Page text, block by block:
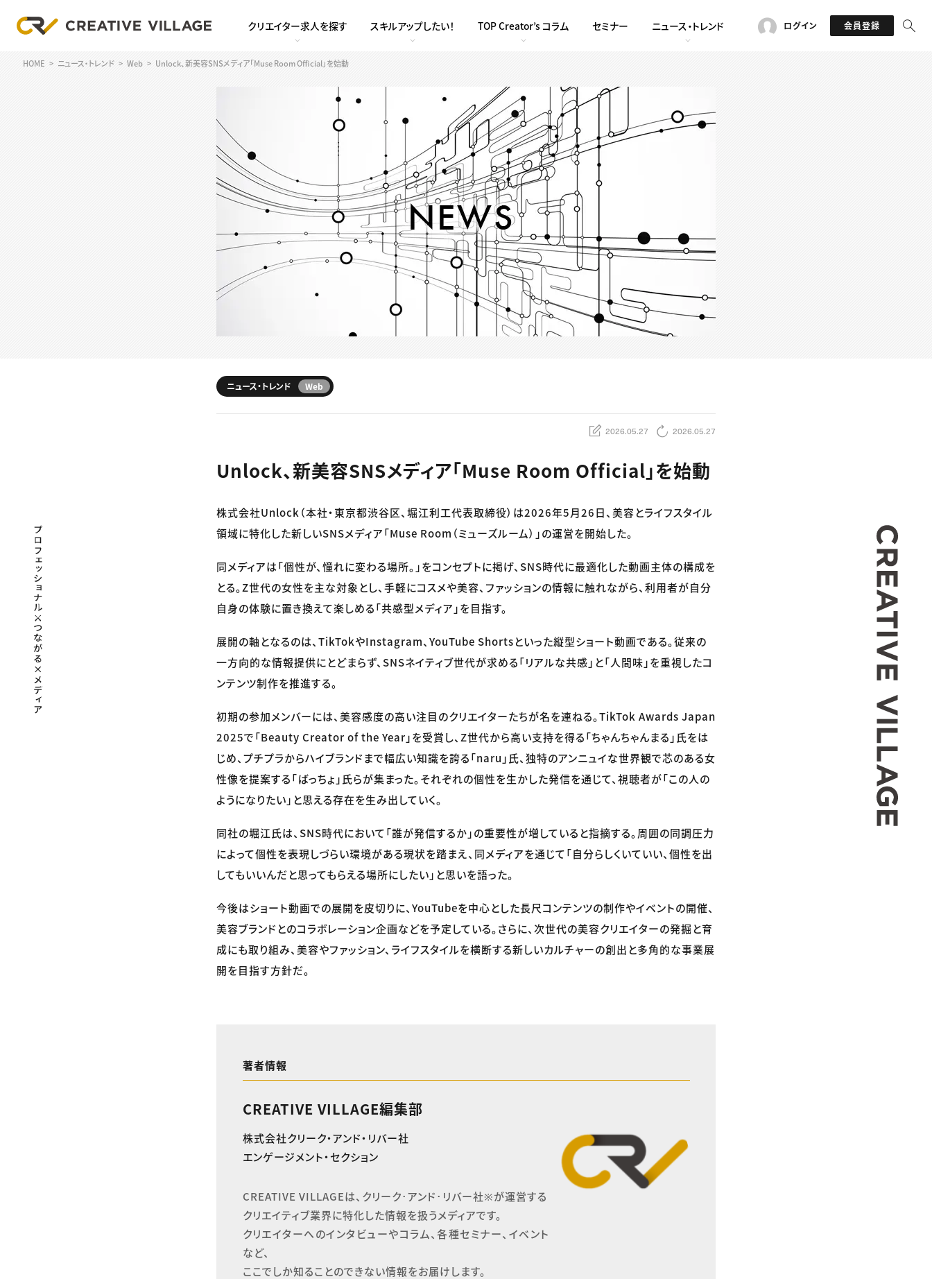
クリエイター求人を探す スキルアップしたい！ TOP Creator’s コラム セミナー ニュース・トレンド ログイン 会員登録
HOME ニュース・トレンド Web Unlock、新美容SNSメディア「Muse Room Official」を始動
プロフェッショナル×つながる×メディア
ニュース・トレンド Web
2026.05.27 2026.05.27
Unlock、新美容SNSメディア「Muse Room Official」を始動
株式会社Unlock（本社・東京都渋谷区、堀江利工代表取締役）は2026年5月26日、美容とライフスタイル
領域に特化した新しいSNSメディア「Muse Room（ミューズルーム）」の運営を開始した。
同メディアは「個性が、憧れに変わる場所。」をコンセプトに掲げ、SNS時代に最適化した動画主体の構成を
とる。Z世代の女性を主な対象とし、手軽にコスメや美容、ファッションの情報に触れながら、利用者が自分
自身の体験に置き換えて楽しめる「共感型メディア」を目指す。
展開の軸となるのは、TikTokやInstagram、YouTube Shortsといった縦型ショート動画である。従来の
一方向的な情報提供にとどまらず、SNSネイティブ世代が求める「リアルな共感」と「人間味」を重視したコ
ンテンツ制作を推進する。
初期の参加メンバーには、美容感度の高い注目のクリエイターたちが名を連ねる。TikTok Awards Japan
2025で「Beauty Creator of the Year」を受賞し、Z世代から高い支持を得る「ちゃんちゃんまる」氏をは
じめ、プチプラからハイブランドまで幅広い知識を誇る「naru」氏、独特のアンニュイな世界観で芯のある女
性像を提案する「ばっちょ」氏らが集まった。それぞれの個性を生かした発信を通じて、視聴者が「この人の
ようになりたい」と思える存在を生み出していく。
同社の堀江氏は、SNS時代において「誰が発信するか」の重要性が増していると指摘する。周囲の同調圧力
によって個性を表現しづらい環境がある現状を踏まえ、同メディアを通じて「自分らしくいていい、個性を出
してもいいんだと思ってもらえる場所にしたい」と思いを語った。
今後はショート動画での展開を皮切りに、YouTubeを中心とした長尺コンテンツの制作やイベントの開催、
美容ブランドとのコラボレーション企画などを予定している。さらに、次世代の美容クリエイターの発掘と育
成にも取り組み、美容やファッション、ライフスタイルを横断する新しいカルチャーの創出と多角的な事業展
開を目指す方針だ。
著者情報
CREATIVE VILLAGE編集部
株式会社クリーク・アンド・リバー社
エンゲージメント・セクション
CREATIVE VILLAGEは、クリーク･アンド･リバー社※が運営する
クリエイティブ業界に特化した情報を扱うメディアです。
クリエイターへのインタビューやコラム、各種セミナー、イベント
など、
ここでしか知ることのできない情報をお届けします。